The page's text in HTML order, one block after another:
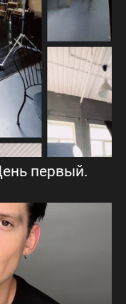
первый.